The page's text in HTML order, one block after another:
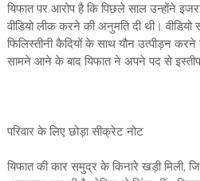
यिफात पर आरोप है कि पिछले साल उन्होंने
वीडियो लीक करने की अनुमति दी थी।
फिलिस्तीनी कैदियों के साथ यौन उत्पीड़न करने
सामने आने के बाद यिफात ने अपने पद से
परिवार के लिए छोड़ा सीक्रेट नोट
यिफात की कार समुद्र के किनारे खड़ी मिली,